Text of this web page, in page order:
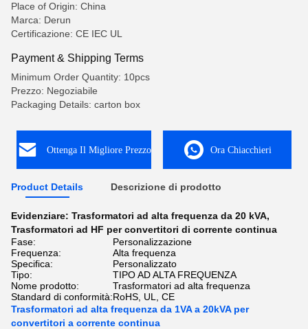
Place of Origin: China
Marca: Derun
Certificazione: CE IEC UL
Payment & Shipping Terms
Minimum Order Quantity: 10pcs
Prezzo: Negoziabile
Packaging Details: carton box
Ottenga Il Migliore Prezzo Ora Chiacchieri
Product Details Descrizione di prodotto
Evidenziare: Trasformatori ad alta frequenza da 20 kVA,
Trasformatori ad HF per convertitori di corrente continua
Fase:
Personalizzazione
Frequenza:
Alta frequenza
Specifica:
Personalizzato
Tipo:
TIPO AD ALTA FREQUENZA
Nome prodotto:
Trasformatori ad alta frequenza
Standard di conformità:RoHS, UL, CE
Trasformatori ad alta frequenza da 1VA a 20kVA per
convertitori a corrente continua